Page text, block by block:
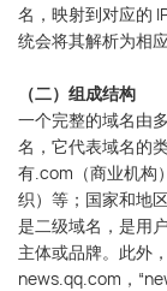
名，映射到对应的
统会将其解析为相
（二）组成结构
一个完整的域名由
名，它代表域名的
有.com（商业机构
织）等；国家和地
是二级域名，是用
主体或品牌。此外
news.qq.com，